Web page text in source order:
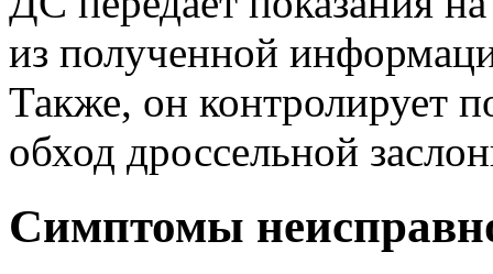
из полученной
Также, он контролирует
обход дроссельной
Симптомы